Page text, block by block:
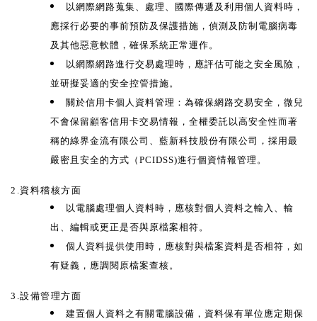
以網際網路蒐集、處理、國際傳遞及利用個人資料時，
應採行必要的事前預防及保護措施，偵測及防制電腦病毒
及其他惡意軟體，確保系統正常運作。
以網際網路進行交易處理時，應評估可能之安全風險，
並研擬妥適的安全控管措施。
關於信用卡個人資料管理：為確保網路交易安全，微兒
不會保留顧客信用卡交易情報，全權委託以高安全性而著
稱的綠界金流有限公司、藍新科技股份有限公司，採用最
嚴密且安全的方式（PCIDSS)進行個資情報管理。
2.資料稽核方面
以電腦處理個人資料時，應核對個人資料之輸入、輸
出、編輯或更正是否與原檔案相符。
個人資料提供使用時，應核對與檔案資料是否相符，如
有疑義，應調閱原檔案查核。
3.設備管理方面
建置個人資料之有關電腦設備，資料保有單位應定期保